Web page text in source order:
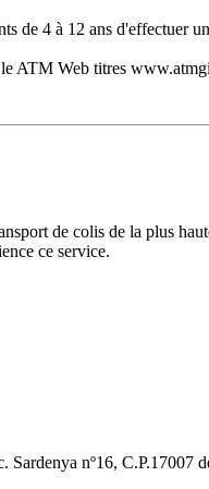
de 4 à 12 ans d'effectuer
ATM Web titres
de colis de la plus
ce service.
Sardenya nº16, C.P.17007